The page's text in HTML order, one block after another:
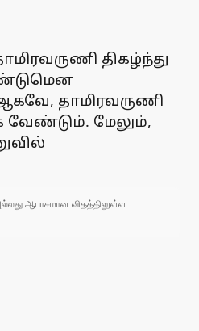
திகழ்ந்து
தாமிரவருணி
வேண்டும். மேலும்,
ஆபாசமான விதத்திலுள்ள